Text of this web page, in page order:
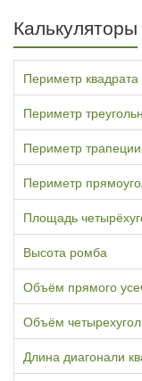
Калькуляторы
Периметр квадрата
Периметр
Периметр трапеции
Периметр
Площадь
Высота ромба
Объём прямого
Объём
Длина диагонали